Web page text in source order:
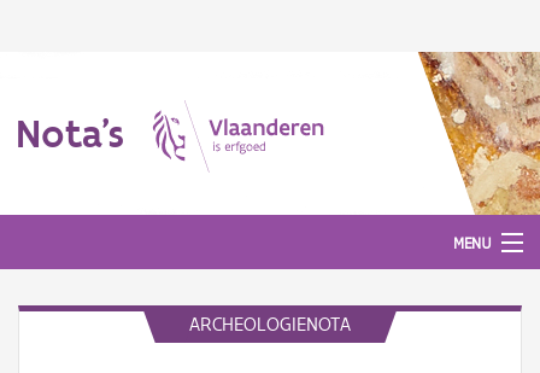
Nota's
MENU
ARCHEOLOGIENOTA